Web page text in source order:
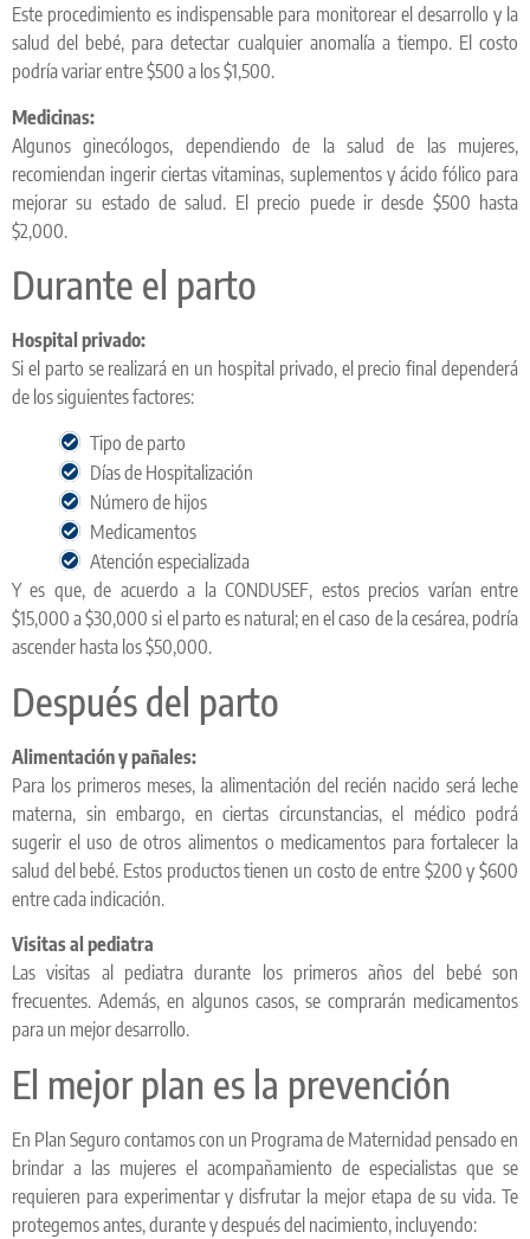
Este procedimiento es indispensable para monitorear el desarrollo y la
salud del bebé, para detectar cualquier anomalía a tiempo. El costo
podría variar entre $500 a los $1,500.
Medicinas:
Algunos ginecólogos, dependiendo de la salud de las mujeres,
recomiendan ingerir ciertas vitaminas, suplementos y ácido fólico para
mejorar su estado de salud. El precio puede ir desde $500 hasta
$2,000.
Durante el parto
Hospital privado:
Si el parto se realizará en un hospital privado, el precio final dependerá
de los siguientes factores:
Tipo de parto
Días de Hospitalización
Número de hijos
Medicamentos
Atención especializada
Y es que, de acuerdo a la CONDUSEF, estos precios varían entre
$15,000 a $30,000 si el parto es natural; en el caso de la cesárea, podría
ascender hasta los $50,000.
Después del parto
Alimentación y pañales:
Para los primeros meses, la alimentación del recién nacido será leche
materna, sin embargo, en ciertas circunstancias, el médico podrá
sugerir el uso de otros alimentos o medicamentos para fortalecer la
salud del bebé. Estos productos tienen un costo de entre $200 y $600
entre cada indicación.
Visitas al pediatra
Las visitas al pediatra durante los primeros años del bebé son
frecuentes. Además, en algunos casos, se comprarán medicamentos
para un mejor desarrollo.
El mejor plan es la prevención
En Plan Seguro contamos con un Programa de Maternidad pensado en
brindar a las mujeres el acompañamiento de especialistas que se
requieren para experimentar y disfrutar la mejor etapa de su vida. Te
protegemos antes, durante y después del nacimiento, incluyendo: